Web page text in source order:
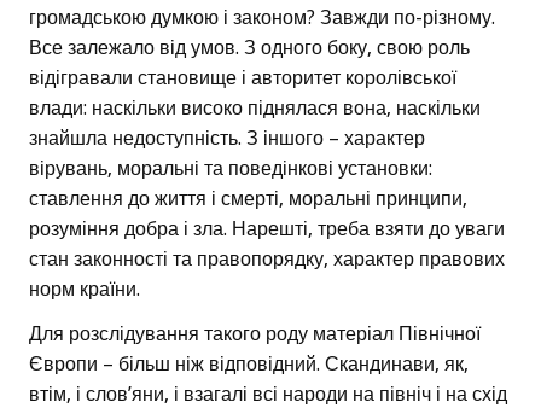
громадською думкою і законом? Завжди по-різному.
Все залежало від умов. З одного боку, свою роль
відігравали становище і авторитет королівської
влади: наскільки високо піднялася вона, наскільки
знайшла недоступність. З іншого – характер
вірувань, моральні та поведінкові установки:
ставлення до життя і смерті, моральні принципи,
розуміння добра і зла. Нарешті, треба взяти до уваги
стан законності та правопорядку, характер правових
норм країни.
Для розслідування такого роду матеріал Північної
Європи – більш ніж відповідний. Скандинави, як,
втім, і слов’яни, і взагалі всі народи на північ і на схід